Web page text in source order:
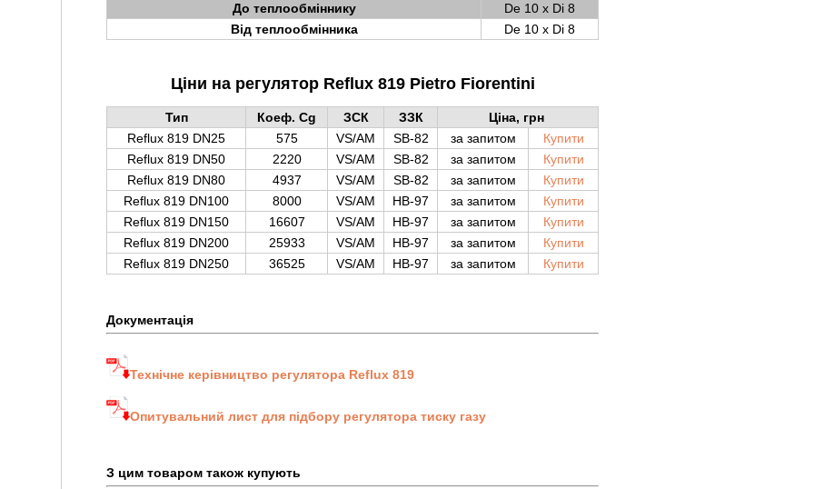
До теплообміннику
De 10 x Di 8
Від теплообмінника
De 10 x Di 8
Ціни на регулятор Reflux 819 Pietro Fiorentini
Тип Коеф. Cg ЗСК ЗЗК
Ціна, грн
Reflux 819 DN25
575 VS/AM SB-82 за запитом
Купити
Reflux 819 DN50
2220 VS/AM SB-82 за запитом
Купити
Reflux 819 DN80
4937 VS/AM SB-82 за запитом
Купити
Reflux 819 DN100
8000 VS/AM HB-97 за запитом
Купити
Reflux 819 DN150
16607 VS/AM HB-97 за запитом
Купити
Reflux 819 DN200
25933 VS/AM HB-97 за запитом
Купити
Reflux 819 DN250
36525 VS/AM HB-97 за запитом Купити
Документація
Технічне керівництво регулятора Reflux 819
Опитувальний лист для підбору регулятора тиску газу
З цим товаром також купують